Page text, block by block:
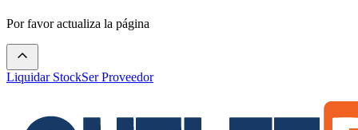
Por favor actualiza la página
Liquidar StockSer Proveedor